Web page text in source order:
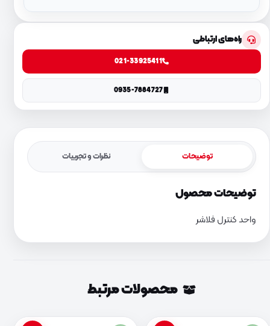
راه‌های ارتباطی
021-33925411
0935-7884727
توضیحات نظرات و تجربیات
توضیحات محصول
واحد کنترل فلاشر
محصولات مرتبط